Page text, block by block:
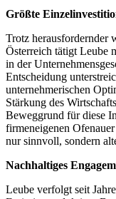
Größte
Trotz herausfordernder
Österreich tätigt Leube
in der
Entscheidung
unternehmerischen
Stärkung des
Beweggrund für diese
firmeneigenen
nur sinnvoll, sondern
Nachhaltiges
Leube verfolgt seit